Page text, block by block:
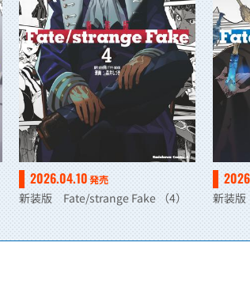
2026.04.10発売
新装版 Fate/strange Fake （4） 新装版